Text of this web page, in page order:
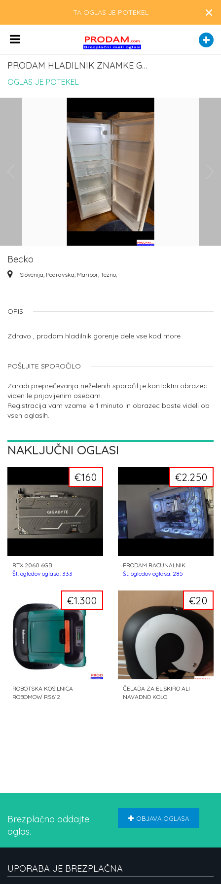
×
TA OGLAS JE POTEKEL
PRODAM HLADILNIK ZNAMKE GORENJE
OGLAS JE POTEKEL
Becko
Slovenija, Podravska, Maribor, Tezno,
OPIS
Zdravo , prodam hladilnik gorenje dele vse kod more
POŠLJITE SPOROČILO
Zaradi preprečevanja neželenih sporočil je kontaktni obrazec
viden le prijavljenim osebam.
Registracija vam vzame le 1 minuto in obrazec boste videli ob
vseh oglasih.
NAKLJUČNI OGLASI
€160
RTX 2060 6GB
Št. ogledov oglasa: 333
€2.250
PRODAM RACUNALNIK
Št. ogledov oglasa: 285
€1.300
ROBOTSKA KOSILNICA
ROBOMOW RS612
€20
ČELADA ZA EL.SKIRO ALI
NAVADNO KOLO
Brezplačno oddajte
oglas.
OBJAVA OGLASA
UPORABA JE BREZPLAČNA